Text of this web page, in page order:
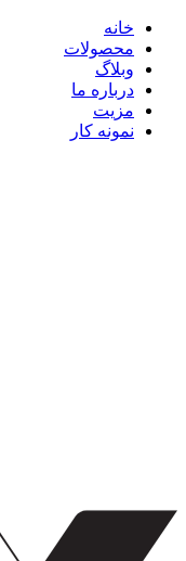
خانه
محصولات
وبلاگ
درباره ما
مزیت
نمونه کار